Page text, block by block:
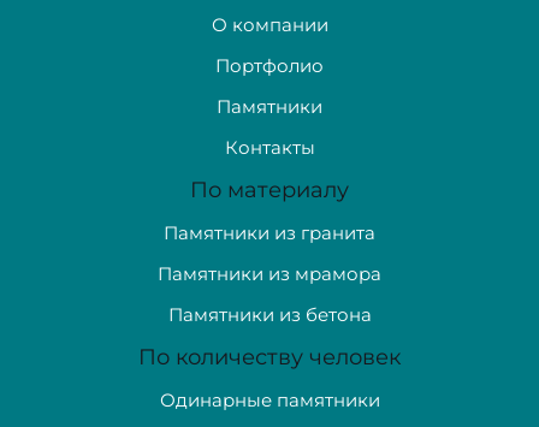
О компании
Портфолио
Памятники
Контакты
По материалу
Памятники из гранита
Памятники из мрамора
Памятники из бетона
По количеству человек
Одинарные памятники